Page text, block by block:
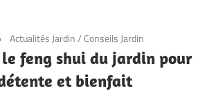
Actualités Jardin/ Conseils Jardin
feng shui du jardin pour
et bienfait